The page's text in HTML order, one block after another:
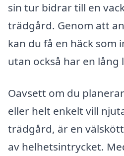
sin tur bidrar till en
trädgård. Genom att
kan du få en häck som
utan också har en lång
Oavsett om du
eller helt enkelt vill
trädgård, är en
av helhetsintrycket.